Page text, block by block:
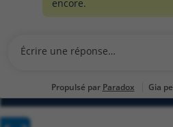
PLAN DU SITE
FacebookLinkedIn